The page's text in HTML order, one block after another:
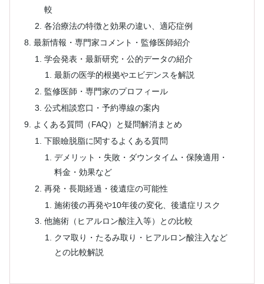
較
各治療法の特徴と効果の違い、適応症例
最新情報・専門家コメント・監修医師紹介
学会発表・最新研究・公的データの紹介
最新の医学的根拠やエビデンスを解説
監修医師・専門家のプロフィール
公式相談窓口・予約導線の案内
よくある質問（FAQ）と疑問解消まとめ
下眼瞼脱脂に関するよくある質問
デメリット・失敗・ダウンタイム・保険適用・
料金・効果など
再発・長期経過・後遺症の可能性
施術後の再発や10年後の変化、後遺症リスク
他施術（ヒアルロン酸注入等）との比較
クマ取り・たるみ取り・ヒアルロン酸注入など
との比較解説